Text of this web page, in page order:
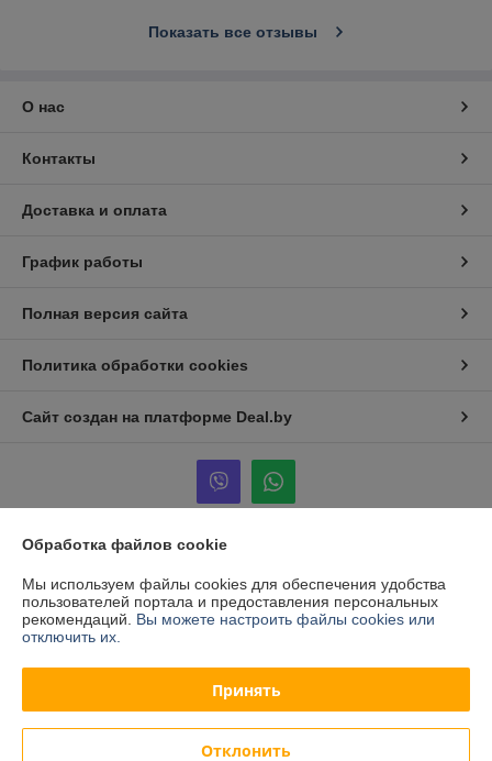
Показать все отзывы
О нас
Контакты
Доставка и оплата
График работы
Полная версия сайта
Политика обработки cookies
Сайт создан на платформе Deal.by
Юридическое лицо:Общество с ограниченной ответственностью
"ИлиумБел"
220055, г.Минск, ул.Каменногорская, д.47, офис 115
Регистрационный номер ЕГР: 192155698
Регистрационный орган: Минский горисполком
Обработка файлов cookie
Мы используем файлы cookies для обеспечения удобства
пользователей портала и предоставления персональных
рекомендаций. Вы можете настроить файлы cookies или
отключить их.
Принять
Отклонить